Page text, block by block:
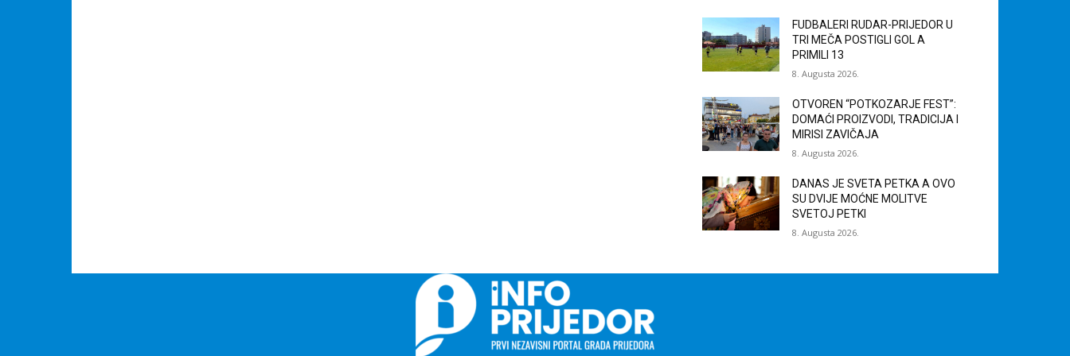
FUDBALERI RUDAR-PRIJEDOR U
TRI MEČA POSTIGLI GOL A
PRIMILI 13
8. Augusta 2026.
OTVOREN “POTKOZARJE FEST”:
DOMAĆI PROIZVODI, TRADICIJA I
MIRISI ZAVIČAJA
8. Augusta 2026.
DANAS JE SVETA PETKA A OVO
SU DVIJE MOĆNE MOLITVE
SVETOJ PETKI
8. Augusta 2026.